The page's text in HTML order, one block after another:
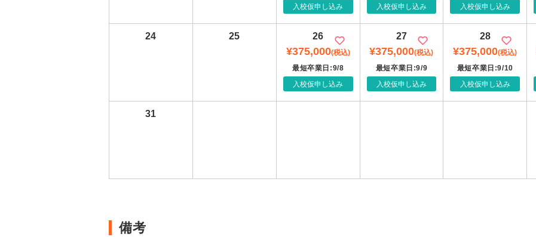
入校仮申し込み
入校仮申し込み
入校仮申し込み
24 25 26
¥375,000(税込)
最短卒業日:9/8
入校仮申し込み
27
¥375,000(税込)
最短卒業日:9/9
入校仮申し込み
28
¥375,000(税込)
最短卒業日:9/10
入校仮申し込み
31
備考